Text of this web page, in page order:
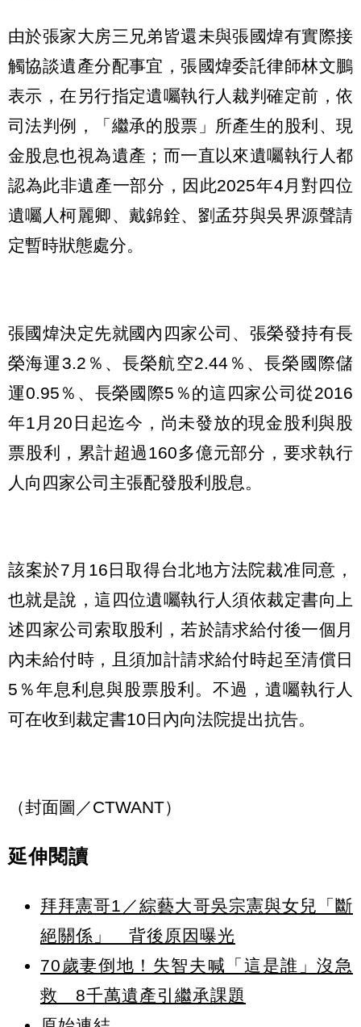
由於張家大房三兄弟皆還未與張國煒有實際接
觸協談遺產分配事宜，張國煒委託律師林文鵬
表示，在另行指定遺囑執行人裁判確定前，依
司法判例，「繼承的股票」所產生的股利、現
金股息也視為遺產；而一直以來遺囑執行人都
認為此非遺產一部分，因此2025年4月對四位
遺囑人柯麗卿、戴錦銓、劉孟芬與吳界源聲請
定暫時狀態處分。
張國煒決定先就國內四家公司、張榮發持有長
榮海運3.2％、長榮航空2.44％、長榮國際儲
運0.95％、長榮國際5％的這四家公司從2016
年1月20日起迄今，尚未發放的現金股利與股
票股利，累計超過160多億元部分，要求執行
人向四家公司主張配發股利股息。
該案於7月16日取得台北地方法院裁准同意，
也就是說，這四位遺囑執行人須依裁定書向上
述四家公司索取股利，若於請求給付後一個月
內未給付時，且須加計請求給付時起至清償日
5％年息利息與股票股利。不過，遺囑執行人
可在收到裁定書10日內向法院提出抗告。
（封面圖／CTWANT）
延伸閱讀
拜拜憲哥1／綜藝大哥吳宗憲與女兒「斷
絕關係」 背後原因曝光
70歲妻倒地！失智夫喊「這是誰」沒急
救 8千萬遺產引繼承課題